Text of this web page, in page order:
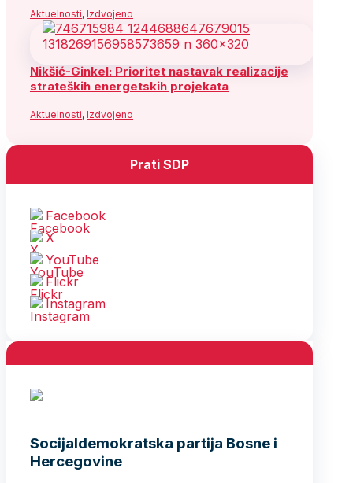
Aktuelnosti, Izdvojeno
Nikšić-Ginkel: Prioritet nastavak realizacije
strateških energetskih projekata
Aktuelnosti, Izdvojeno
Prati SDP
Facebook
X
YouTube
Flickr
Instagram
Socijaldemokratska partija Bosne i
Hercegovine